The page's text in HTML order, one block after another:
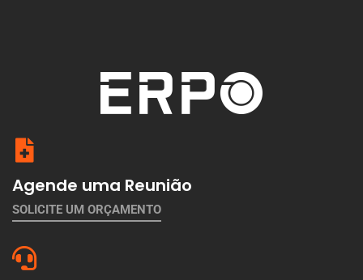
Agende uma Reunião
SOLICITE UM ORÇAMENTO